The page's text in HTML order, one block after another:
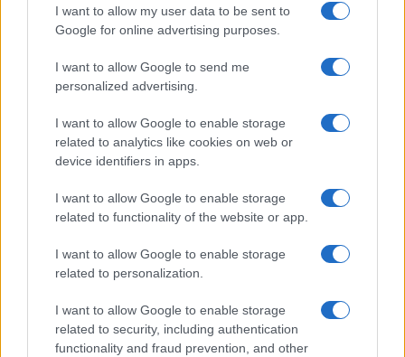
I want to allow my user data to be sent to
Google for online advertising purposes.
I want to allow Google to send me
personalized advertising.
I want to allow Google to enable storage
related to analytics like cookies on web or
device identifiers in apps.
I want to allow Google to enable storage
related to functionality of the website or app.
I want to allow Google to enable storage
related to personalization.
I want to allow Google to enable storage
related to security, including authentication
functionality and fraud prevention, and other
decisivo nell’area democratica, che nel 2020 riuscì
a trionfare a causa delle politiche traballanti di
Trump sul Covid. Senza la pandemia, con quasi
ogni certezza, sarebbe stato il Tycoon a staccare il
pass per un secondo mandato. Nel 2024, non ci
sarà l’eccezione della pandemia. E la corrente
inflazione, la disfatta di Kabul, il flop Kamala
#ELEZIONI 2024 #JOE BIDEN #USA
15
Leggi i commenti